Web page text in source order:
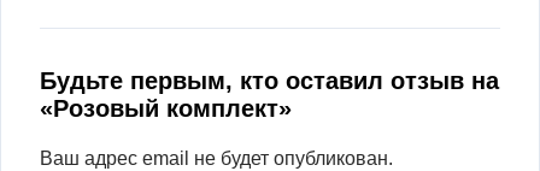
Будьте первым, кто оставил отзыв на
«Розовый комплект»
Ваш адрес email не будет опубликован.